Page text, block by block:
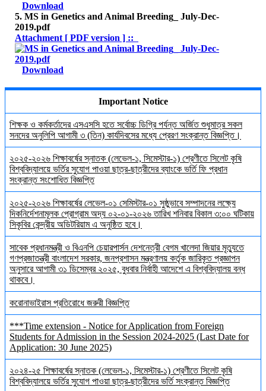
Download
5. MS in Genetics and Animal Breeding_ July-Dec-
2019.pdf
Attachment [ PDF version ] ::
Download
Important Notice
শিক্ষক ও কর্মকর্তাদের এসএসসি হতে সর্বোচ্চ ডিগ্রি পর্যন্ত অর্জিত শুধুমাত্র সকল
সনদের অনুলিপি আগামী ৩ (তিন) কার্যদিবসের মধ্যে প্রেরণ সংক্রান্ত বিজ্ঞপ্তি।
২০২৫-২০২৬ শিক্ষাবর্ষের স্নাতক (লেভেল-১, সিমেস্টার-১) শ্রেণীতে সিলেট কৃষি
বিশ্ববিদ্যালয়ে ভর্তির সুযোগ পাওয়া ছাত্র-ছাত্রীদের ব্যাংকে ভর্তি ফি প্রধান
সংক্রান্ত সংশোধিত বিজ্ঞপ্তি
২০২৫-২০২৬ শিক্ষাবর্ষের লেভেল-০১ সেমিস্টার-০১ সুষ্ঠুভাবে সম্পাদনের লক্ষ্যে
দিকনির্দেশনামূলক প্রোগ্রাম অদ্য ০২-০১-২০২৬ তারিখ শনিবার বিকাল ৩:০০ ঘটিকায়
সিকৃবির কেন্দ্রীয় অডিটরিয়াম এ অনুষ্ঠিত হবে।
সাবেক প্রধানমন্ত্রী ও বিএনপি চেয়ারপার্সন দেশনেত্রী বেগম খালেদা জিয়ার মৃত্যুতে
গণপ্রজাতন্ত্রী বাংলাদেশ সরকার, জনপ্রশাসন মন্ত্রণালয় কর্তৃক জারিকৃত প্রজ্ঞাপন
অনুসারে আগামী ৩১ ডিসেম্বর ২০২৫, বুধবার নির্বাহী আদেশে এ বিশ্ববিদ্যালয় বন্ধ
থাকবে।
করোনাভাইরাস প্রতিরোধে জরুরী বিজ্ঞপ্তি
***Time extension - Notice for Application from Foreign
Students for Admission in the Session 2024-2025 (Last Date for
Application: 30 June 2025)
২০২৪-২৫ শিক্ষাবর্ষের স্নাতক (লেভেল-১, সিমেস্টার-১) শ্রেণীতে সিলেট কৃষি
বিশ্ববিদ্যালয়ে ভর্তির সুযোগ পাওয়া ছাত্র-ছাত্রীদের ভর্তি সংক্রান্ত বিজ্ঞপ্তি